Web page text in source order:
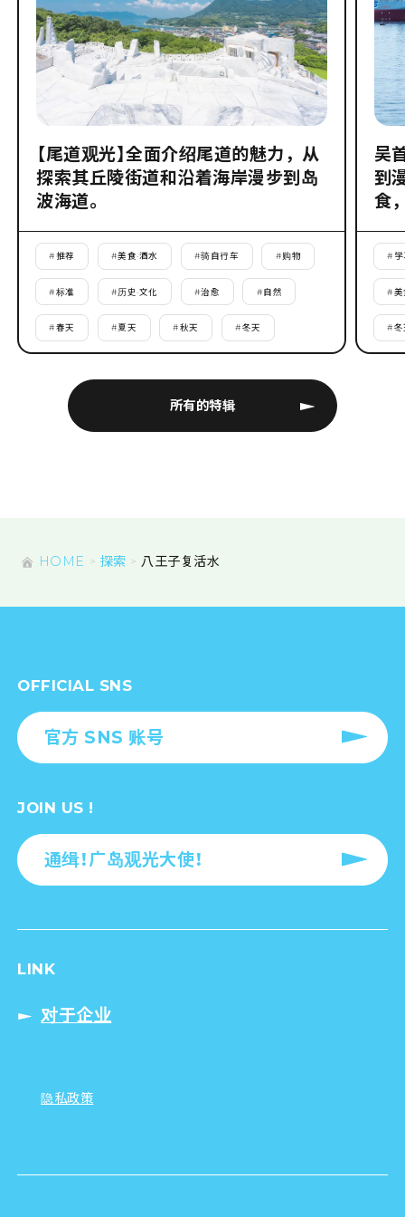
所有的特辑
【尾道观光】全面介绍尾道的魅力，从
探索其丘陵街道和沿着海岸漫步到岛
波海道。
#推荐 #美食·酒水 #骑自行车 #购物
#标准 #历史·文化 #治愈 #自然
#春天 #夏天 #秋天 #冬天
吴
到
食
# 学
#美
#冬
HOME 探索 八王子复活水
OFFICIAL SNS
官方 SNS 账号
JOIN US !
通缉！广岛观光大使！
LINK
对于企业
隐私政策